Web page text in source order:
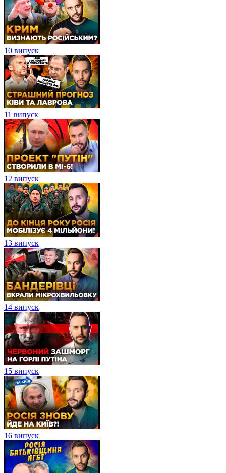
10 випуск
11 випуск
12 випуск
13 випуск
14 випуск
15 випуск
16 випуск